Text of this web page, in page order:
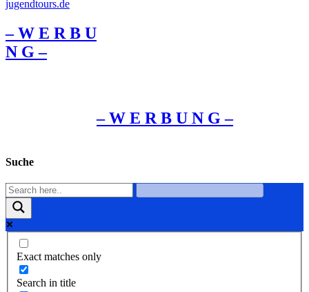
– W Ε R Β U
Ν G –
– W Ε R Β U Ν G –
Suche
Exact matches only
Search in title